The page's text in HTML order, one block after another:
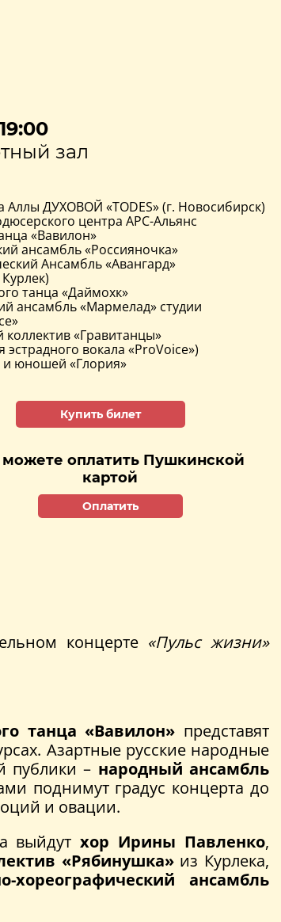
зал
Аллы ДУХОВОЙ «TODES» (г. Новосибирск)
центра АРС-Альянс
«Вавилон»
ансамбль «Россияночка»
Ансамбль «Авангард»
танца «Даймохк»
ансамбль «Мармелад» студии
«Гравитанцы»
вокала «ProVoice»)
и юношей «Глория»
Купить билет
оплатить Пушкинской
картой
Оплатить
концерте «Пульс жизни»
танца «Вавилон» представят
Азартные русские народные
публики – народный ансамбль
поднимут градус концерта до
и овации.
выйдутхор Ирины Павленко,
«Рябинушка»из Курлека,
хореографический ансамбль